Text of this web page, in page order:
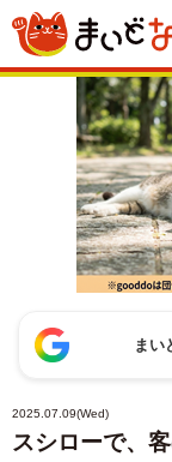
まい
2025.07.09(Wed)
スシローで、